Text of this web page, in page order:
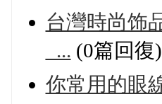
台灣時尚饰
_... (0篇回復)
你常用的眼